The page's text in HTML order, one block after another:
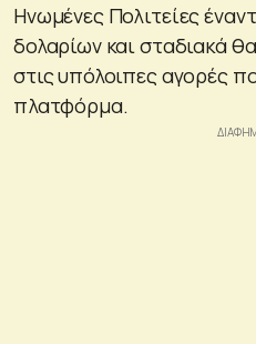
Ηνωμένες Πολιτείες
δολαρίων και σταδιακά θα
στις υπόλοιπες αγορές
πλατφόρμα.